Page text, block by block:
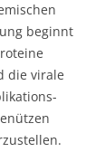
beginnt
die virale